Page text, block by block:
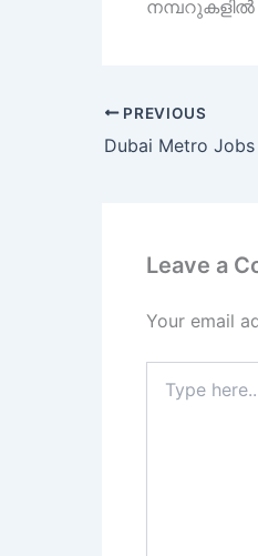
നമ്പറുകളിൽ
PREVIOUS
Leave a
Your email
here..